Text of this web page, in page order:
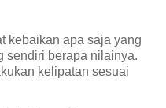
kebaikan apa saja yang
sendiri berapa nilainya.
kelipatan sesuai